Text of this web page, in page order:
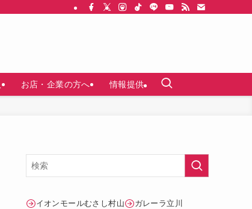
お店・企業の方へ 情報提供
イオンモールむさし村山
ガレーラ立川